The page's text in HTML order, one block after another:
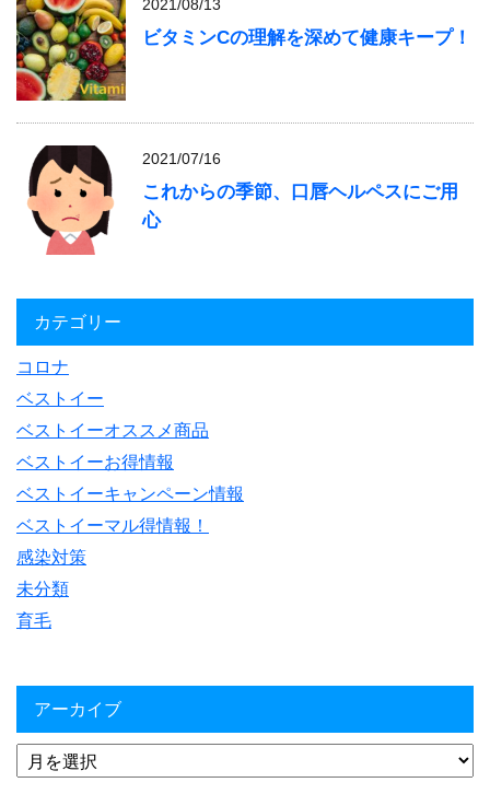
2021/08/13
ビタミンCの理解を深めて健康キープ！
2021/07/16
これからの季節、口唇ヘルペスにご用
心
カテゴリー
コロナ
ベストイー
ベストイーオススメ商品
ベストイーお得情報
ベストイーキャンペーン情報
ベストイーマル得情報！
感染対策
未分類
育毛
アーカイブ